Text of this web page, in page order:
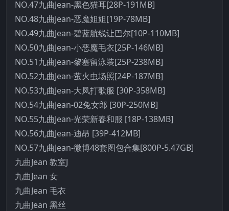
NO.47九曲Jean-黑色猫耳[28P-191MB]
NO.48九曲Jean-恶魔姐姐[19P-78MB]
NO.49九曲Jean-碧蓝航线让巴尔[10P-110MB]
NO.50九曲Jean-小恶魔毛衣[25P-146MB]
NO.51九曲Jean-黎塞留泳装[25P-238MB]
NO.52九曲Jean-萤火虫场照[24P-187MB]
NO.53九曲Jean-大凤打歌服 [30P-358MB]
NO.54九曲Jean-02兔女郎 [30P-250MB]
NO.55九曲Jean-光荣新春和服 [18P-138MB]
NO.56九曲Jean-迪昂 [39P-412MB]
NO.57九曲Jean-微博48套图包合集[800P-5.47GB]
九曲Jean 教室J
九曲Jean 女
九曲Jean 毛衣
九曲Jean 黑丝